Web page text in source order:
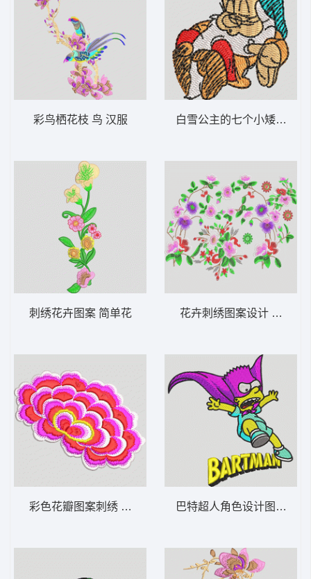
彩鸟栖花枝 鸟 汉服
刺绣花卉图案 简单花
彩色花瓣图案刺绣 靓花
白雪公主的七个小矮人之
花卉刺绣图案设计 靓花
巴特超人角色设计图 动漫